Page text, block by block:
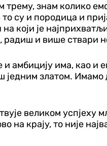
знам колико
су и породица и
који је
и више ствари
амбицију има, као и
једним златом.
великом
на крају, то није